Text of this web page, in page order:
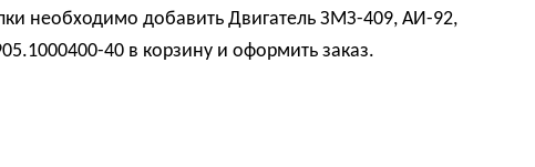
необходимо добавить Двигатель ЗМЗ-409, АИ-92,
40 в корзину и оформить заказ.